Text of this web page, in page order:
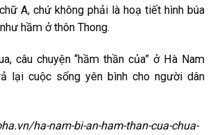
A, chứ không phải là hoạ tiết hình búa
hầm ở thôn Thong.
câu chuyện “hầm thần của” ở Hà Nam
lại cuộc sống yên bình cho người dân
ha-nam-bi-an-ham-than-cua-chua-